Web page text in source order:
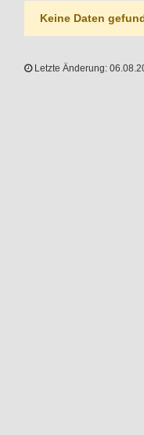
Keine Daten
Letzte Änderung: